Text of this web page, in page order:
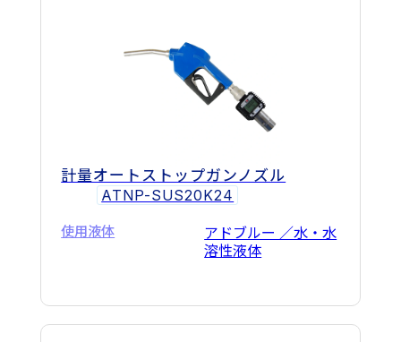
計量オートストップガンノズル
ATNP-SUS20K24
使用液体
アドブルー ／水・水
溶性液体